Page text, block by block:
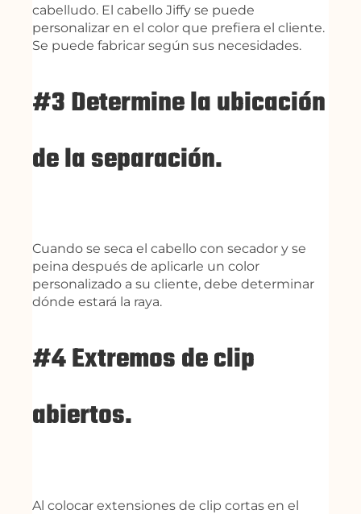
cabelludo. El cabello Jiffy se puede
personalizar en el color que prefiera el cliente.
Se puede fabricar según sus necesidades.
#3 Determine la ubicación
de la separación.
Cuando se seca el cabello con secador y se
peina después de aplicarle un color
personalizado a su cliente, debe determinar
dónde estará la raya.
#4 Extremos de clip
abiertos.
Al colocar extensiones de clip cortas en el